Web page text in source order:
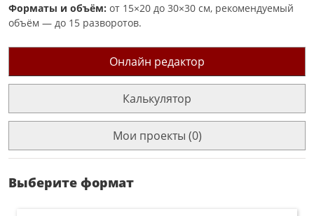
Форматы и объём: от 15×20 до 30×30 см, рекомендуемый
объём — до 15 разворотов.
Онлайн редактор
Калькулятор
Мои проекты (0)
Выберите формат